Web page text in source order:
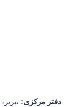
دفتر مرکزی: